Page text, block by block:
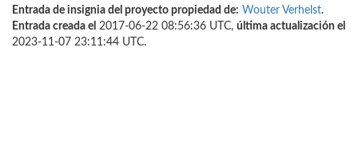
Entrada de insignia del proyecto propiedad de: Wouter Verhelst.
Entrada creada el 2017-06-22 08:56:36 UTC, última actualización el
2023-11-07 23:11:44 UTC.